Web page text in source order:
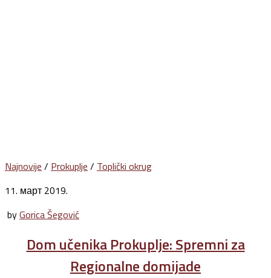
Najnovije / Prokuplje / Toplički okrug
11. март 2019.
byGorica Šegović
Dom učenika Prokuplje: Spremni za
Regionalne domijade